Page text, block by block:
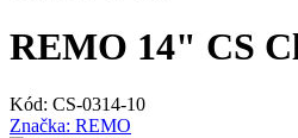
REMO 14" CS
Kód: CS-0314-10
Značka: REMO